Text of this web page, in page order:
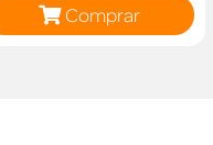
Comprar